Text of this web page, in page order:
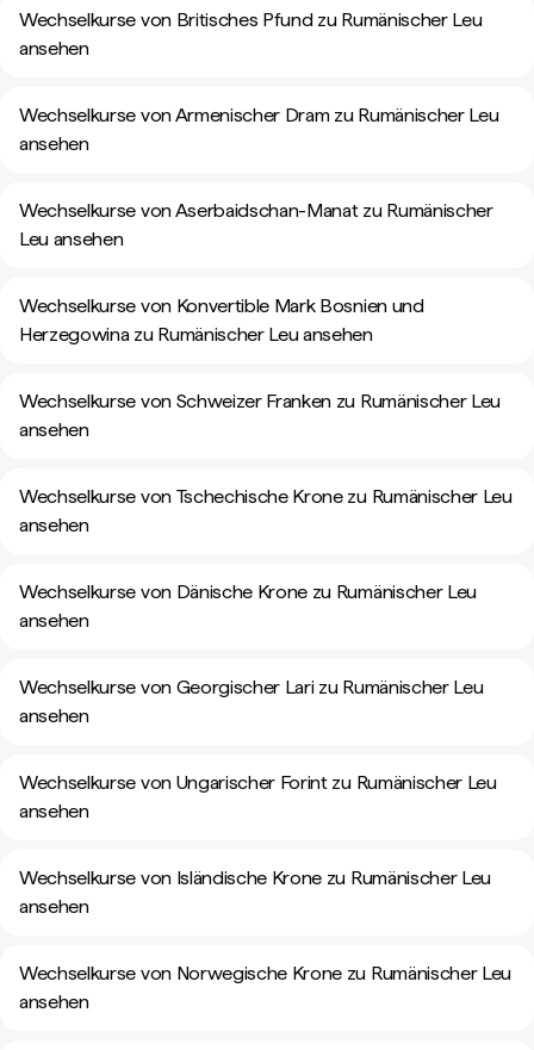
Wechselkurse von Britisches Pfund zu Rumänischer Leu
ansehen
Wechselkurse von Armenischer Dram zu Rumänischer Leu
ansehen
Wechselkurse von Aserbaidschan-Manat zu Rumänischer
Leu ansehen
Wechselkurse von Konvertible Mark Bosnien und
Herzegowina zu Rumänischer Leu ansehen
Wechselkurse von Schweizer Franken zu Rumänischer Leu
ansehen
Wechselkurse von Tschechische Krone zu Rumänischer Leu
ansehen
Wechselkurse von Dänische Krone zu Rumänischer Leu
ansehen
Wechselkurse von Georgischer Lari zu Rumänischer Leu
ansehen
Wechselkurse von Ungarischer Forint zu Rumänischer Leu
ansehen
Wechselkurse von Isländische Krone zu Rumänischer Leu
ansehen
Wechselkurse von Norwegische Krone zu Rumänischer Leu
ansehen